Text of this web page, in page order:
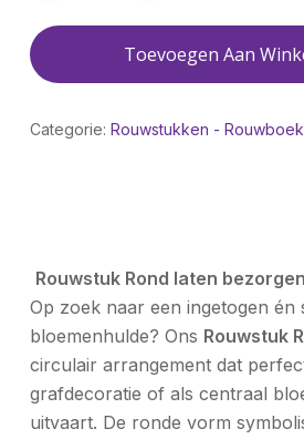
Toevoegen Aan
Categorie: Rouwstukken -
Rouwstuk Rond laten bezorgen
Op zoek naar een ingetogen én
bloemenhulde? Ons Rouwstuk
circulair arrangement dat
grafdecoratie of als centraal
uitvaart. De ronde vorm